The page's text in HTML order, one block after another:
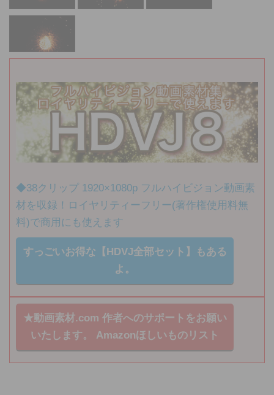
◆38クリップ 1920×1080p フルハイビジョン動画素
材を収録！ロイヤリティーフリー(著作権使用料無
料)で商用にも使えます
すっごいお得な【HDVJ全部セット】もある
よ。
★動画素材.com 作者へのサポートをお願い
いたします。 Amazonほしいものリスト